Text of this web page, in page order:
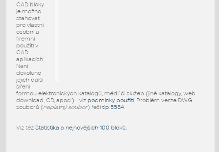
CAD bloky
je možno
stahovat
pro vlastní
osobní a
firemní
použití v
CAD
aplikacích.
Není
dovoleno
jejich další
šíření
formou elektronických katalogů, médií či služeb (jiné katalogy, web
download, CD, apod.) - viz podmínky použití. Problém verze DWG
souborů (neplatný soubor) řešítip 5584.
Viz též Statistika a nejnovějších 100 bloků.